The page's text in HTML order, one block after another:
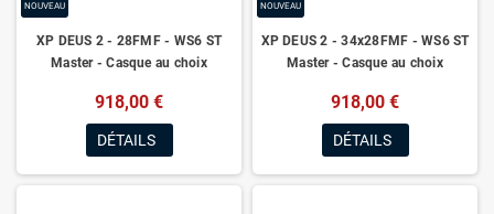
NOUVEAU
XP DEUS 2 - 28FMF - WS6 ST
Master - Casque au choix
918,00 €
DÉTAILS
NOUVEAU
XP DEUS 2 - 34x28FMF - WS6 ST
Master - Casque au choix
918,00 €
DÉTAILS